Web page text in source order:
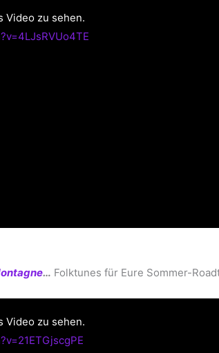
Video zu sehen.
… Folktunes für Eure Sommer-
Video zu sehen.